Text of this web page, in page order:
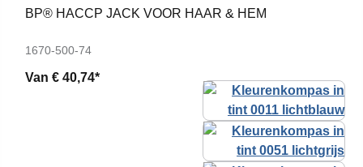
BP® HACCP JACK VOOR HAAR & HEM
1670-500-74
Van € 40,74*